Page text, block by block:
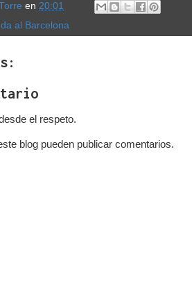
en 20:01
al Barcelona
el respeto.
blog pueden publicar comentarios.